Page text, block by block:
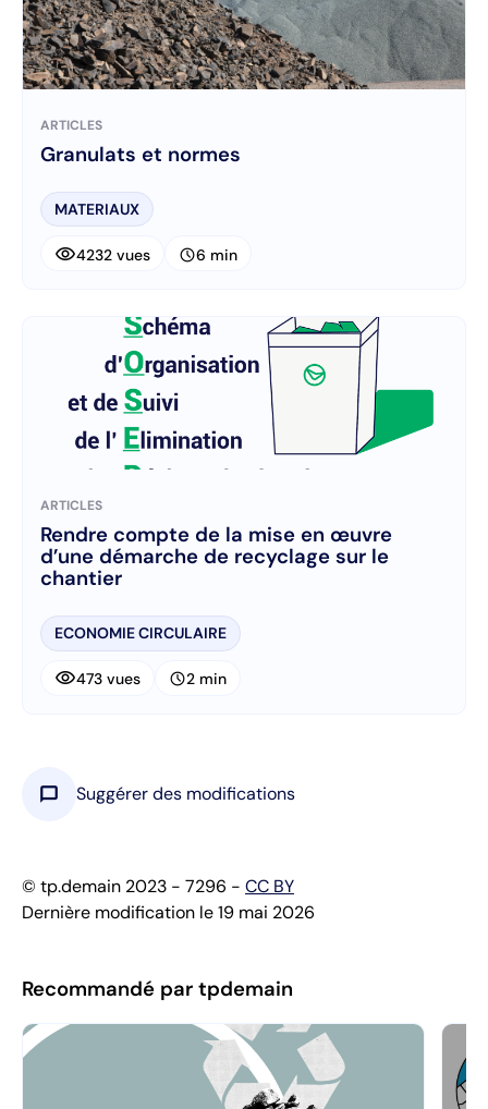
ARTICLES
Granulats et normes
MATERIAUX
visibility4232 vues schedule6 min
ARTICLES
Rendre compte de la mise en œuvre
d’une démarche de recyclage sur le
chantier
ECONOMIE CIRCULAIRE
visibility473 vues schedule2 min
chat_bubble Suggérer des modifications
© tp.demain 2023 - 7296 - CC BY
Dernière modification le 19 mai 2026
Recommandé par tpdemain